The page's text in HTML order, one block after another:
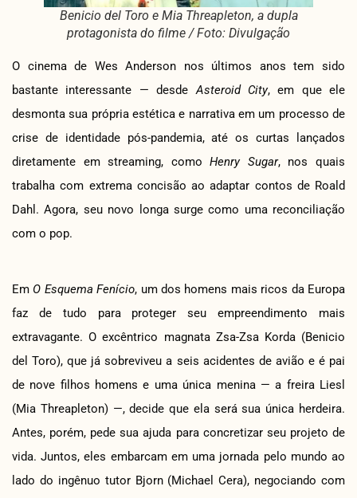
Benicio del Toro e Mia Threapleton, a dupla
protagonista do filme / Foto: Divulgação
O cinema de Wes Anderson nos últimos anos tem sido
bastante interessante — desdeAsteroid City, em que ele
desmonta sua própria estética e narrativa em um processo de
crise de identidade pós-pandemia, até os curtas lançados
diretamente em streaming, comoHenry Sugar, nos quais
trabalha com extrema concisão ao adaptar contos de Roald
Dahl. Agora, seu novo longa surge como uma reconciliação
com o pop.
Em O Esquema Fenício, um dos homens mais ricos da Europa
faz de tudo para proteger seu empreendimento mais
extravagante. O excêntrico magnata Zsa-Zsa Korda (Benicio
del Toro), que já sobreviveu a seis acidentes de avião e é pai
de nove filhos homens e uma única menina — a freira Liesl
(Mia Threapleton) —, decide que ela será sua única herdeira.
Antes, porém, pede sua ajuda para concretizar seu projeto de
vida. Juntos, eles embarcam em uma jornada pelo mundo ao
lado do ingênuo tutor Bjorn (Michael Cera), negociando com